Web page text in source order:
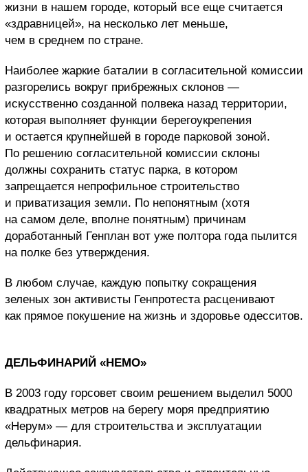
жизни в нашем городе, который все еще считается
«здравницей», на несколько лет меньше,
чем в среднем по стране.
Наиболее жаркие баталии в согласительной комиссии
разгорелись вокруг прибрежных склонов —
искусственно созданной полвека назад территории,
которая выполняет функции берегоукрепения
и остается крупнейшей в городе парковой зоной.
По решению согласительной комиссии склоны
должны сохранить статус парка, в котором
запрещается непрофильное строительство
и приватизация земли. По непонятным (хотя
на самом деле, вполне понятным) причинам
доработанный Генплан вот уже полтора года пылится
на полке без утверждения.
В любом случае, каждую попытку сокращения
зеленых зон активисты Генпротеста расценивают
как прямое покушение на жизнь и здоровье одесситов.
ДЕЛЬФИНАРИЙ «НЕМО»
В 2003 году горсовет своим решением выделил 5000
квадратных метров на берегу моря предприятию
«Нерум» — для строительства и эксплуатации
дельфинария.